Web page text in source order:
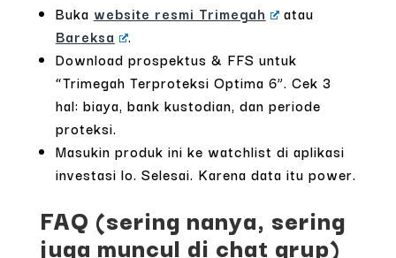
Buka website resmi Trimegah
atau
Bareksa
.
Download prospektus & FFS untuk
“Trimegah Terproteksi Optima 6”. Cek 3
hal: biaya, bank kustodian, dan periode
proteksi.
Masukin produk ini ke watchlist di aplikasi
investasi lo. Selesai. Karena data itu power.
FAQ (sering nanya, sering
juga muncul di chat grup)